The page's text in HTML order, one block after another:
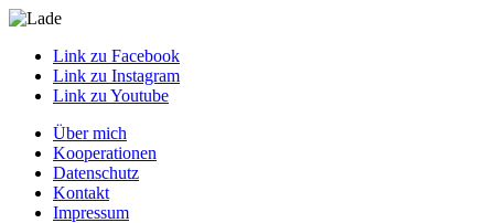
Link zu Facebook
Link zu Instagram
Link zu Youtube
Über mich
Kooperationen
Datenschutz
Kontakt
Impressum